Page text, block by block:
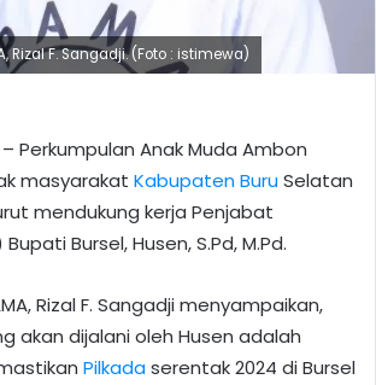
Rizal F. Sangadji. (Foto : istimewa)
Perkumpulan Anak Muda Ambon
masyarakat Kabupaten BuruSelatan
mendukung kerja Penjabat
Bursel, Husen, S.Pd, M.Pd.
Rizal F. Sangadji menyampaikan,
akan dijalani oleh Husen adalah
Pilkadaserentak 2024 di Bursel